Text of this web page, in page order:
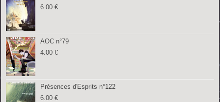
6.00€
AOC n°79
4.00€
Présences d'Esprits n°122
6.00€